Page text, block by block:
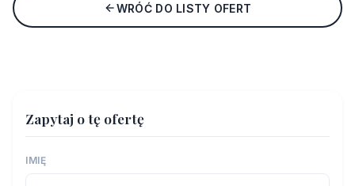
WRÓĆ DO LISTY OFERT
Zapytaj o tę ofertę
IMIĘ